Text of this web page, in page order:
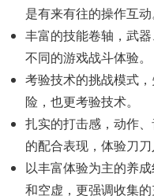
是有来有往的操作互动
丰富的技能卷轴，武
不同的游戏战斗体验。
考验技术的挑战模式
险，也更考验技术。
扎实的打击感，动作
的配合表现，体验刀刀
以丰富体验为主的养
和空虚，更强调收集的